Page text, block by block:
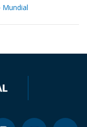
Mundial